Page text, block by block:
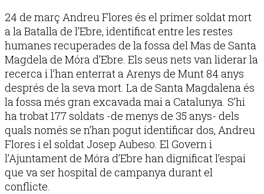
24 de març Andreu Flores és el primer soldat mort
a la Batalla de l’Ebre, identificat entre les restes
humanes recuperades de la fossa del Mas de Santa
Magdela de Móra d’Ebre. Els seus nets van liderar la
recerca i l’han enterrat a Arenys de Munt 84 anys
després de la seva mort. La de Santa Magdalena és
la fossa més gran excavada mai a Catalunya. S’hi
ha trobat 177 soldats -de menys de 35 anys- dels
quals només se n’han pogut identificar dos, Andreu
Flores i el soldat Josep Aubeso. El Govern i
l’Ajuntament de Móra d’Ebre han dignificat l’espai
que va ser hospital de campanya durant el
conflicte.